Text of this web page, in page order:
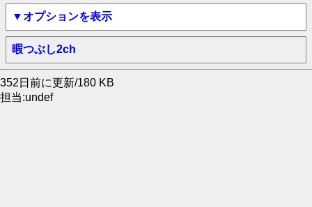
▼オプションを表示
暇つぶし2ch
352日前に更新/180 KB
担当:undef